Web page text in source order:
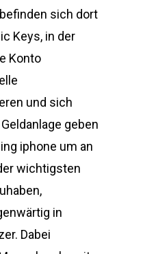
sich dort
Keys, in der
Konto
und sich
geben
iphone um an
wichtigsten
in
Dabei